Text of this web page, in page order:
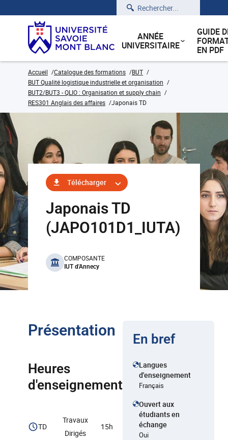
Rechercher
ANNÉE
UNIVERSITAIRE
GUIDE
EN PDF
Accueil Catalogue des formations
BUT
BUT Qualité logistique industrielle et organisation
BUT2/BUT3 - QLIO : Organisation et supply chain
RES301 Anglais des affaires
Japonais TD
Télécharger
Japonais TD
(JAPO101D1_IUTA)
benefits
COMPOSANTE
IUT d'Annecy
Présentation
Heures
d'enseignement
TD
Travaux
Dirigés
15h
En bref
Langues
d'enseignement
Français
Ouvert aux
étudiants en
échange
Oui